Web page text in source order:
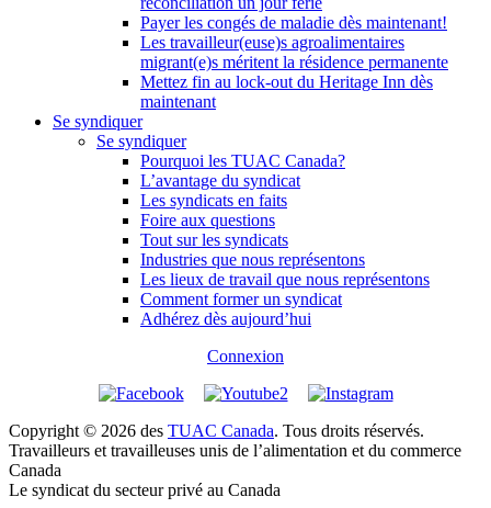
Payer les congés de maladie dès maintenant!
Les travailleur(euse)s agroalimentaires
migrant(e)s méritent la résidence permanente
Mettez fin au lock-out du Heritage Inn dès
maintenant
Se syndiquer
Se syndiquer
Pourquoi les TUAC Canada?
L’avantage du syndicat
Les syndicats en faits
Foire aux questions
Tout sur les syndicats
Industries que nous représentons
Les lieux de travail que nous représentons
Comment former un syndicat
Adhérez dès aujourd’hui
Connexion
Copyright © 2026 des TUAC Canada. Tous droits réservés.
Travailleurs et travailleuses unis de l’alimentation et du commerce
Canada
Le syndicat du secteur privé au Canada